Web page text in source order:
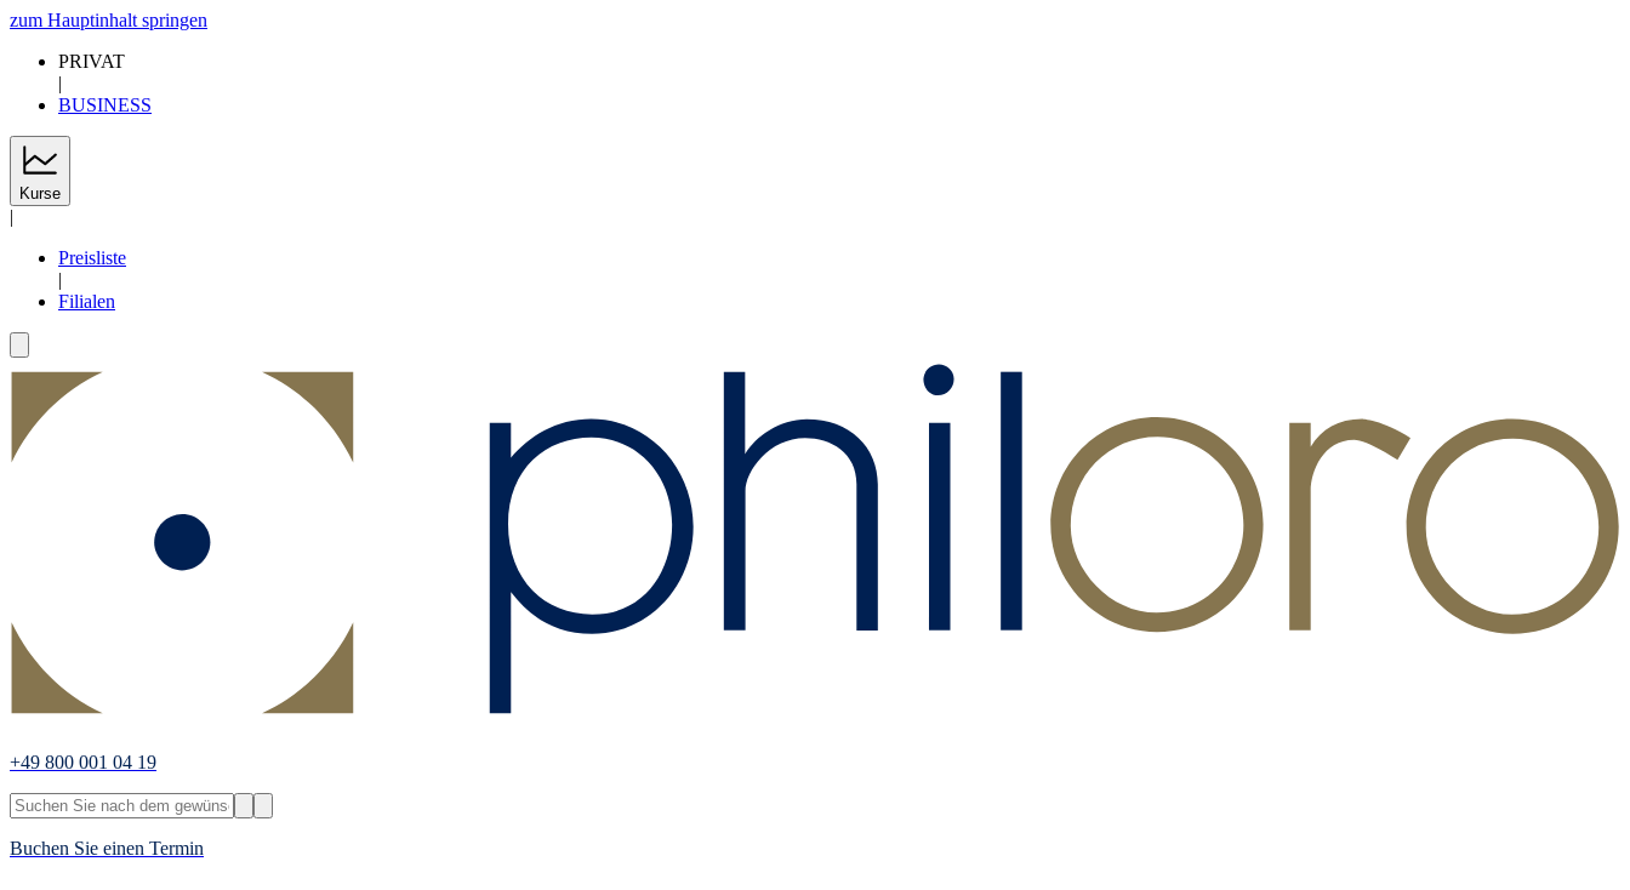
zum Hauptinhalt springen
PRIVAT
|
BUSINESS
Kurse
|
Preisliste
|
Filialen
+49 800 001 04 19
Buchen Sie einen Termin